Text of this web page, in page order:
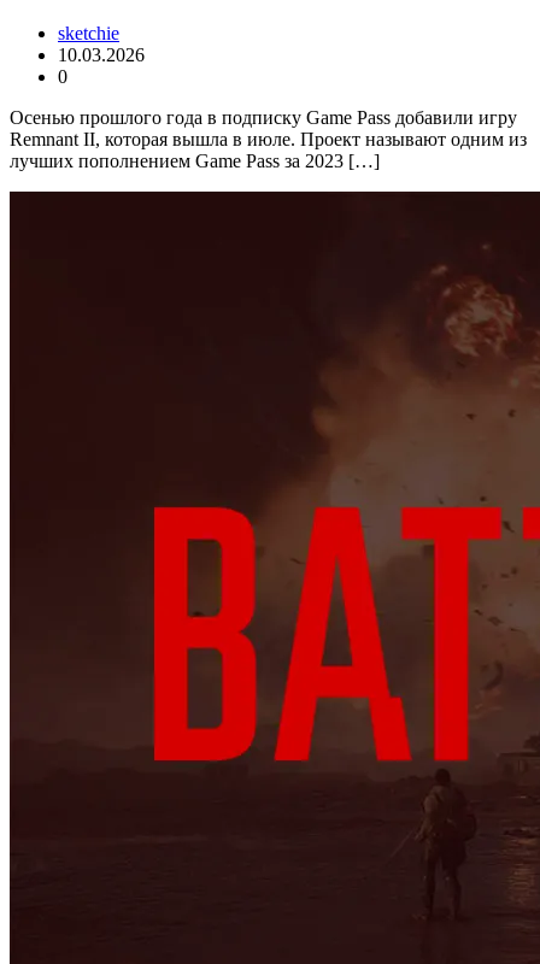
sketchie
10.03.2026
0
Осенью прошлого года в подписку Game Pass добавили игру
Remnant II, которая вышла в июле. Проект называют одним из
лучших пополнением Game Pass за 2023 […]